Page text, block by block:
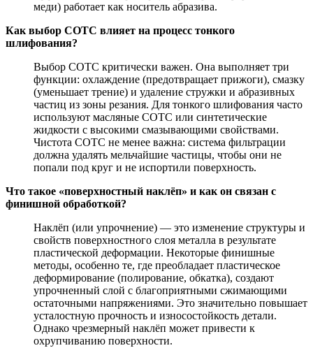
меди) работает как носитель абразива.
Как выбор СОТС влияет на процесс тонкого
шлифования?
Выбор СОТС критически важен. Она выполняет три
функции: охлаждение (предотвращает прижоги), смазку
(уменьшает трение) и удаление стружки и абразивных
частиц из зоны резания. Для тонкого шлифования часто
используют масляные СОТС или синтетические
жидкости с высокими смазывающими свойствами.
Чистота СОТС не менее важна: система фильтрации
должна удалять мельчайшие частицы, чтобы они не
попали под круг и не испортили поверхность.
Что такое «поверхностный наклёп» и как он связан с
финишной обработкой?
Наклёп (или упрочнение) — это изменение структуры и
свойств поверхностного слоя металла в результате
пластической деформации. Некоторые финишные
методы, особенно те, где преобладает пластическое
деформирование (полирование, обкатка), создают
упрочненный слой с благоприятными сжимающими
остаточными напряжениями. Это значительно повышает
усталостную прочность и износостойкость детали.
Однако чрезмерный наклёп может привести к
охрупчиванию поверхности.